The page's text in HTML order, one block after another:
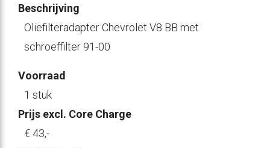
Beschrijving
Oliefilteradapter Chevrolet V8 BB met
schroeffilter 91-00
Voorraad
1 stuk
Prijs excl. Core Charge
€ 43,-